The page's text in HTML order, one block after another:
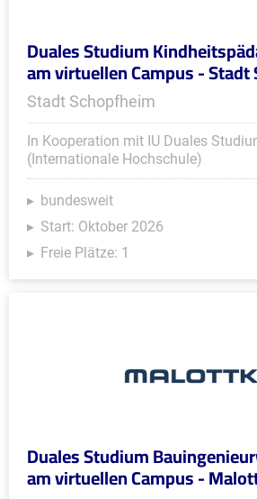
Duales Studium
am virtuellen Campus -
Stadt Schopfheim
In Kooperation mit IU Duales
(Internationale Hochschule)
bundesweit
Start: Oktober 2026
Freie Plätze: 1
Duales Studium
am virtuellen Campus -